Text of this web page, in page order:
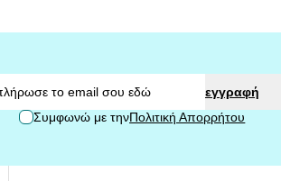
εγγραφή
Συμφωνώ με τηνΠολιτική Απορρήτου